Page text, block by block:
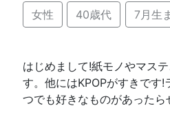
女性 40歳代 7月生
はじめまして!紙モノやマス
す。他にはKPOPがすきです
つでも好きなものがあった